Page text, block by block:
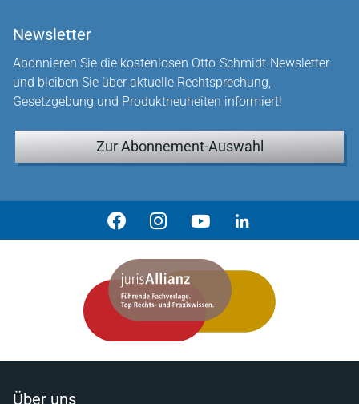
Newsletter
Abonnieren Sie die kostenlosen Otto-Schmidt-Newsletter
und bleiben Sie über aktuelle Rechtsprechung,
Gesetzgebung und Produktneuheiten informiert!
Zur Abonnement-Auswahl
Über uns